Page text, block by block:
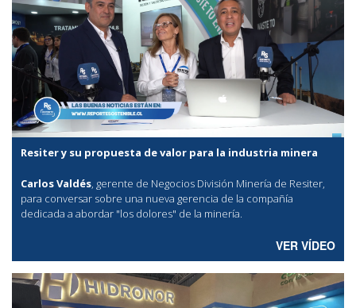
Resiter y su propuesta de valor para la industria minera
Carlos Valdés , gerente de Negocios División Minería de Resiter,
para conversar sobre una nueva gerencia de la compañía
dedicada a abordar "los dolores" de la minería.
VER VÍDEO